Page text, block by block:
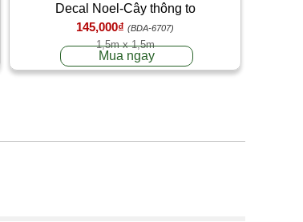
Decal Noel-Cây thông to
145,000₫ (BDA-6707)
1,5m x 1,5m
Mua ngay